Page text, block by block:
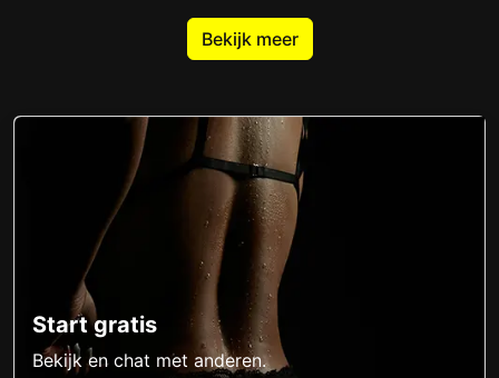
Bekijk meer
Start gratis
Bekijk en chat met anderen.